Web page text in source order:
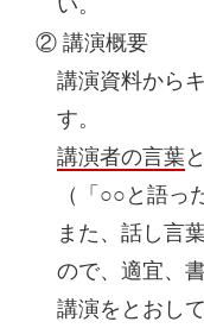
い。
② 講演概要
講演資料から
す。
講演者の言葉
（「○○と語
また、話し言
ので、適宜、
講演をとおし